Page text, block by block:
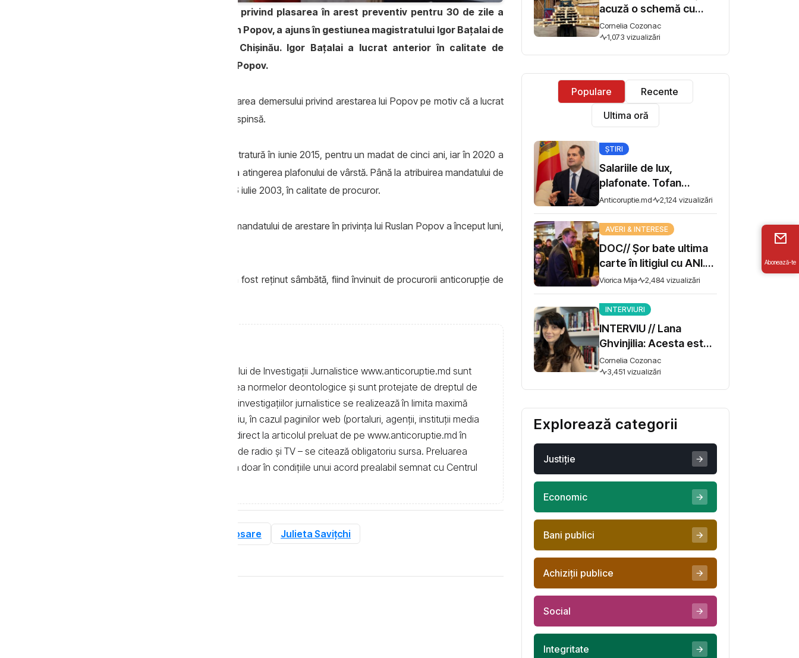
Demersul procurorilor anticorupţie privind plasarea în arest preventiv pentru 30 de zile a
procurorului general adjunct, Ruslan Popov, a ajuns în gestiunea magistratului Igor Baţalai de
la oficiul Ciocana al Judecătoriei Chişinău. Igor Baţalai a lucrat anterior în calitate de
procuror, avându-l ca şef pe Ruslan Popov.
Baţalai a declarat abţinere de la examinarea demersului privind arestarea lui Popov pe motiv că a lucrat
în subordinea lui, însă cererea i-a fost respinsă.
Igor Baţalai şi-a început cariera în magistratură în iunie 2015, pentru un madat de cinci ani, iar în 2020 a
fost numit în funcția de judecător până la atingerea plafonului de vârstă. Până la atribuirea mandatului de
judecătir, Baţalai a lucrat, începând cu 16 iulie 2003, în calitate de procuror.
Procesul de judecată privind eliberarea mandatului de arestare în privinţa lui Ruslan Popov a început luni,
Amintim că procurorul general adjunct a fost reţinut sâmbătă, fiind învinuit de procurorii anticorupţie de
Textele de pe pagina web a Centrului de Investigații Jurnalistice www.anticoruptie.md sunt
realizate de jurnaliști, cu respectarea normelor deontologice și sunt protejate de dreptul de
autor. Preluarea textelor știrilor și a investigațiilor jurnalistice se realizează în limita maximă
de 500 de semne. În mod obligatoriu, în cazul paginilor web (portaluri, agenții, instituţii media
sau bloguri) trebuie indicat şi linkul direct la articolul preluat de pe www.anticoruptie.md în
primul alineat, iar în cazul posturilor de radio și TV – se citează obligatoriu sursa. Preluarea
integrală a textelor se poate realiza doar în condiţiile unui acord prealabil semnat cu Centrul
Dosare
Julieta Savițchi
acuză o schemă cu
lemn tăiat ilegal și cere
intervenția premierului:
"Concurez cu firme
primă din pădure tăiată
ilegal"
Cornelia Cozonac
1,073 vizualizări
Populare
Recente
Ultima oră
ȘTIRI
Salariile de lux,
plafonate. Tofan
propune moratoriu
pentru prime și
bonusuri
Anticoruptie.md 2,124 vizualizări
AVERI & INTERESE
DOC// Șor bate ultima
carte în litigiul cu ANI.
Miza - 10 milioane de lei
Viorica Mija 2,484 vizualizări
INTERVIURI
INTERVIU // Lana
Ghvinjilia: Acesta este
și războiul nostru. Fără
victoria Ucrainei,
Georgia nu se poate
Cornelia Cozonac
3,451 vizualizări
Explorează categorii
Justiţie
Economic
Bani publici
Achiziţii publice
Social
Integritate
Abonează-te